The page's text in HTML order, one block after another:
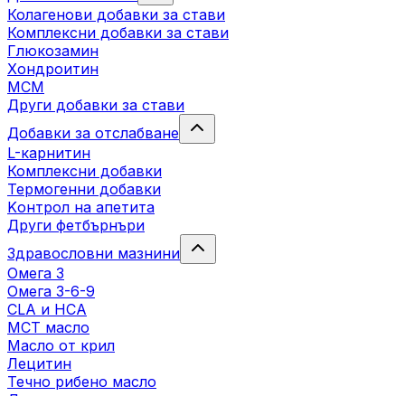
Колагенови добавки за стави
Комплексни добавки за стави
Глюкозамин
Хондроитин
МСМ
Други добавки за стави
Добавки за отслабване
L-карнитин
Комплексни добавки
Термогенни добавки
Kонтрол на апетита
Други фетбърнъри
Здравословни мазнини
Омега 3
Омега 3-6-9
CLA и HCA
МСТ масло
Масло от крил
Лецитин
Течно рибено масло